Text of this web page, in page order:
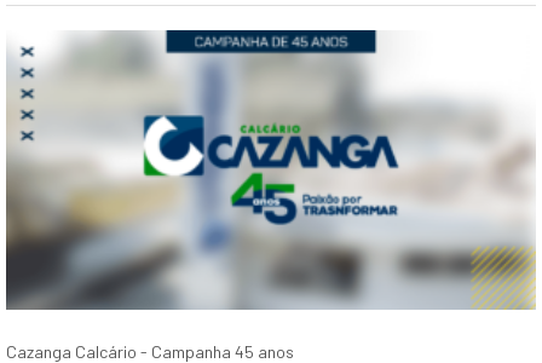
Cazanga Calcário - Campanha 45 anos